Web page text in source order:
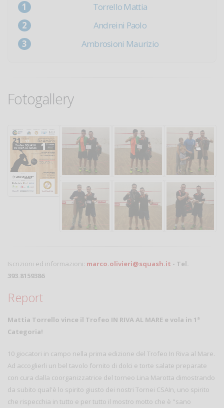
Torrello Mattia
Andreini Paolo
Ambrosioni Maurizio
Fotogallery
Iscrizioni ed informazioni: marco.olivieri@squash.it - Tel.
393.8159386
Report
Mattia Torrello vince il Trofeo IN RIVA AL MARE e vola in 1ª
Categoria!
10 giocatori in campo nella prima edizione del Trofeo In Riva al Mare.
Ad accoglierli un bel tavolo fornito di dolci e torte salate preparate
con cura dalla coorganizzatrice del torneo Lina Marotta dimostrando
da subito qual'è lo spirito giusto dei nostri Tornei CSAIn, uno spirito
che rispecchia in tutto e per tutto il mostro motto che è "sano